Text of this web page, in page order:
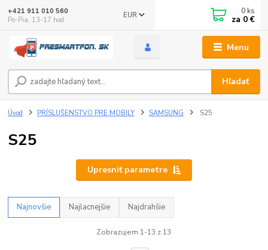
Menu
EUR
Hľadať
+421 911 010 560
Po-Pia, 13-17 hod.
0 ks
za 0 €
Úvod PRÍSLUŠENSTVO PRE MOBILY SAMSUNG S25
S25
Upresniť parametre
Najnovšie Najlacnejšie Najdrahšie
Zobrazujem 1-13 z 13